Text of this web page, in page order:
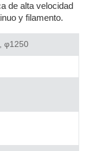
de alta velocidad
y filamento.
φ1250